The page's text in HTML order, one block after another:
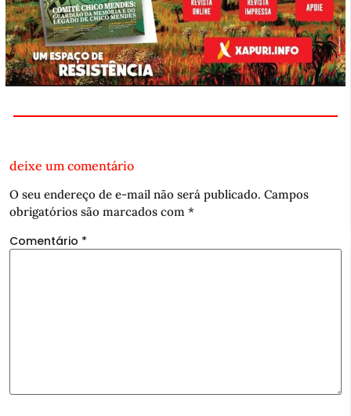
deixe um comentário
O seu endereço de e-mail não será publicado. Campos
obrigatórios são marcados com *
Comentário *